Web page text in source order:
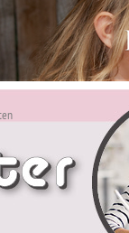
ALSTERKIND -
Alles Neu